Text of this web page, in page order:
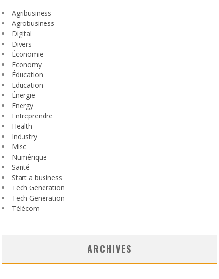
Agribusiness
Agrobusiness
Digital
Divers
Économie
Economy
Éducation
Education
Énergie
Energy
Entreprendre
Health
Industry
Misc
Numérique
Santé
Start a business
Tech Generation
Tech Generation
Télécom
ARCHIVES